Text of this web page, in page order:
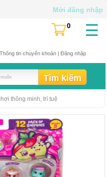
Thông tin chuyển khoản| Đăng nhập
☰
(
0
Mời đăng nhập
thông minh, trí tuệ